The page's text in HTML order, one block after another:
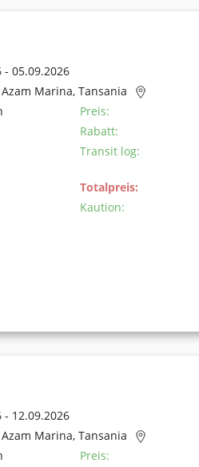
- 05.09.2026
Marina, Tansania
Preis:
Rabatt:
Transit log:
Totalpreis:
Kaution:
- 12.09.2026
Marina, Tansania
Preis: